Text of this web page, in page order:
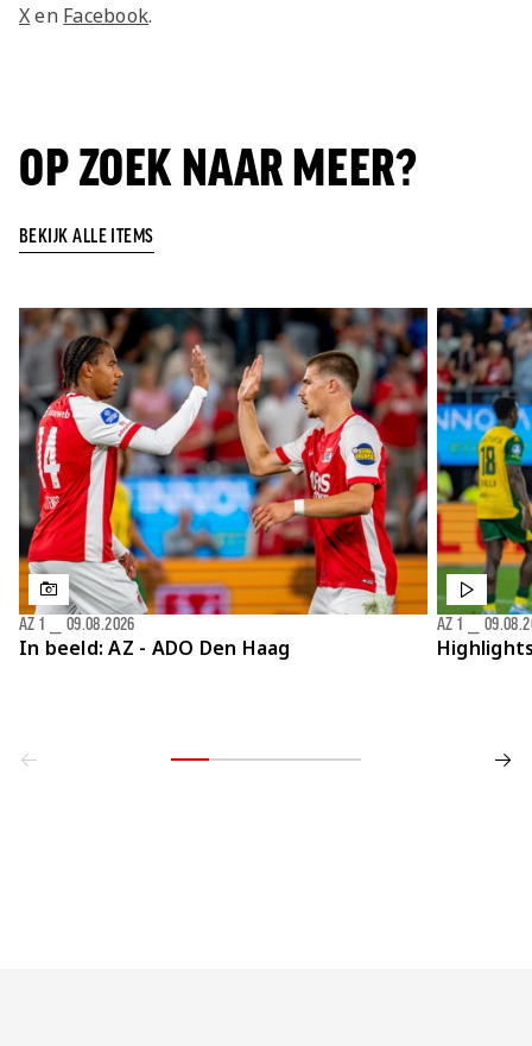
Xen Facebook.
OP ZOEK NAAR MEER?
BEKIJK ALLE ITEMS
In beeld: AZ - ADO Den Haag
AZ 1 09.08.2026 AZ 1